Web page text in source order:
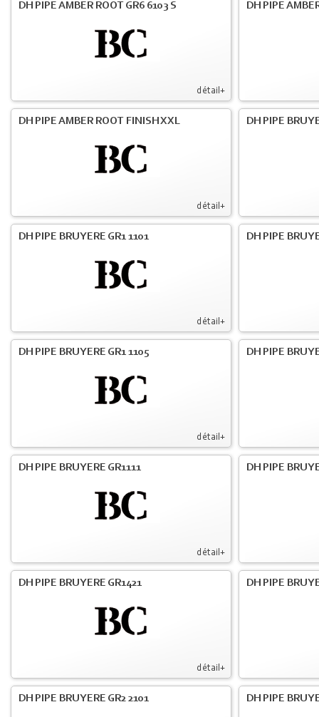
détail+
DH PIPE AMBER ROOT GR6 6103 S DH PIPE
détail+
DH PIPE AMBER ROOT FINISH XXL DH PIPE
détail+
DH PIPE BRUYERE GR1 1101 DH PIPE
détail+
DH PIPE BRUYERE GR1 1105 DH PIPE
détail+
DH PIPE BRUYERE GR1111 DH PIPE
détail+
DH PIPE BRUYERE GR1421 DH PIPE
DH PIPE BRUYERE GR2 2101 DH PIPE